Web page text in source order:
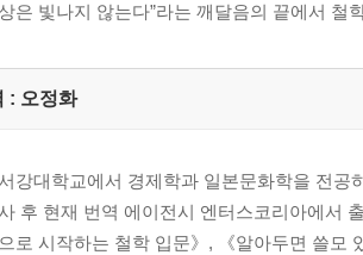
상은 빛나지 않는다”라는 깨달음의 끝에서 철
: 오정화
서강대학교에서 경제학과 일본문화학을 전
후 현재 번역 에이전시 엔터스코리아에서
으로 시작하는 철학 입문》, 《알아두면 쓸모